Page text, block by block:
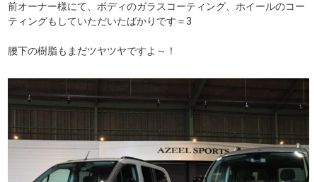
前オーナー様にて、ボディのガラスコーティング、ホイールのコー
ティングもしていただいたばかりです＝3
腰下の樹脂もまだツヤツヤですよ～！